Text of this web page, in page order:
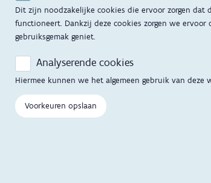
Dit zijn noodzakelijke cookies die ervoor zorgen dat
functioneert. Dankzij deze cookies zorgen we
gebruiksgemak geniet.
Analyserende cookies
Hiermee kunnen we het algemeen gebruik van deze
Voorkeuren opslaan